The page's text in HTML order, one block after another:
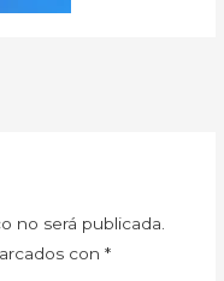
no será publicada.
con *